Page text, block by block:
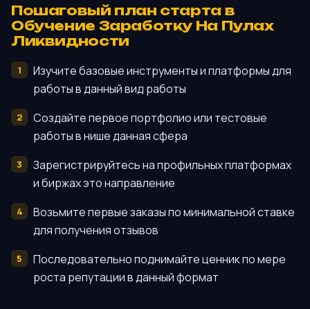
Пошаговый план старта в
Обучение Заработку На Пулах
Ликвидности
Изучите базовые инструменты и платформы для
работы в данный вид работы
Создайте первое портфолио или тестовые
работы в нише данная сфера
Зарегистрируйтесь на профильных платформах
и биржах это направление
Возьмите первые заказы по минимальной ставке
для получения отзывов
Последовательно поднимайте ценник по мере
роста репутации в данный формат